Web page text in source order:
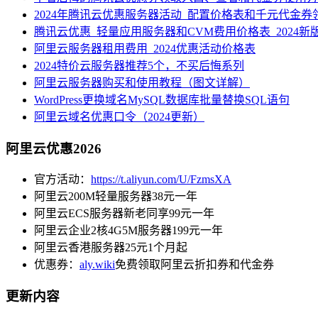
2024年腾讯云优惠服务器活动_配置价格表和千元代金券
腾讯云优惠_轻量应用服务器和CVM费用价格表_2024新
阿里云服务器租用费用_2024优惠活动价格表
2024特价云服务器推荐5个，不买后悔系列
阿里云服务器购买和使用教程（图文详解）
WordPress更换域名MySQL数据库批量替换SQL语句
阿里云域名优惠口令（2024更新）
阿里云优惠2026
官方活动： https://t.aliyun.com/U/FzmsXA
阿里云200M轻量服务器38元一年
阿里云ECS服务器新老同享99元一年
阿里云企业2核4G5M服务器199元一年
阿里云香港服务器25元1个月起
优惠券： aly.wiki免费领取阿里云折扣券和代金券
更新内容